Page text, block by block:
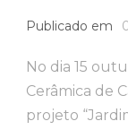
Publicado em
No dia 15
Cerâmica de
projeto